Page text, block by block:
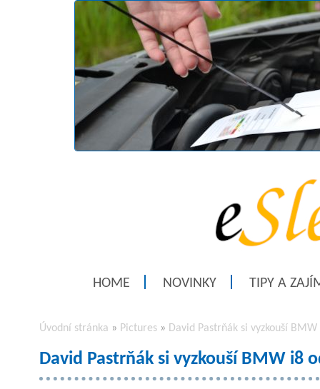
HOME NOVINKY TIPY A
Úvodní stránka » Pictures » David Pastrňák si vyzkouší
David Pastrňák si vyzkouší BMW i8